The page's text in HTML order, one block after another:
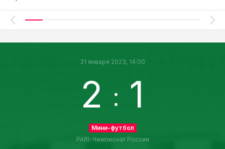
21 января 2023, 14:00
2 : 1
Мини-футбол
PARI-Чемпионат России